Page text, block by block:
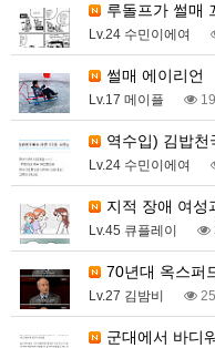
루돌프가 썰매
Lv.24 수민이에여
썰매 에이리언
Lv.17 메이플
역수입) 김밥
Lv.24 수민이에여
지적 장애 여성
Lv.45 큐플레이
70년대 옥스퍼
Lv.27 김밤비
군대에서 바디